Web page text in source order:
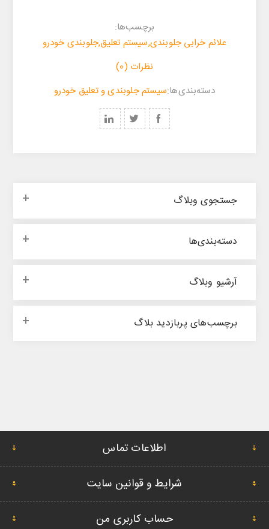
برچسب‌ها:
علائم خرابی جلوبندی,سیستم تعلیق,جلوبندی خودرو
نظرات (0)
‌‌دسته‌بندی‌‌ها:سیستم جلوبندی و تعلیق خودرو
جستجوی وبلاگ
‌‌دسته‌بندی‌‌ها
آرشیو وبلاگ
برچسب‌های پربازدید بلاگ
اطلاعات تماس
شرایط و قوانین سایت
حساب کاربری من